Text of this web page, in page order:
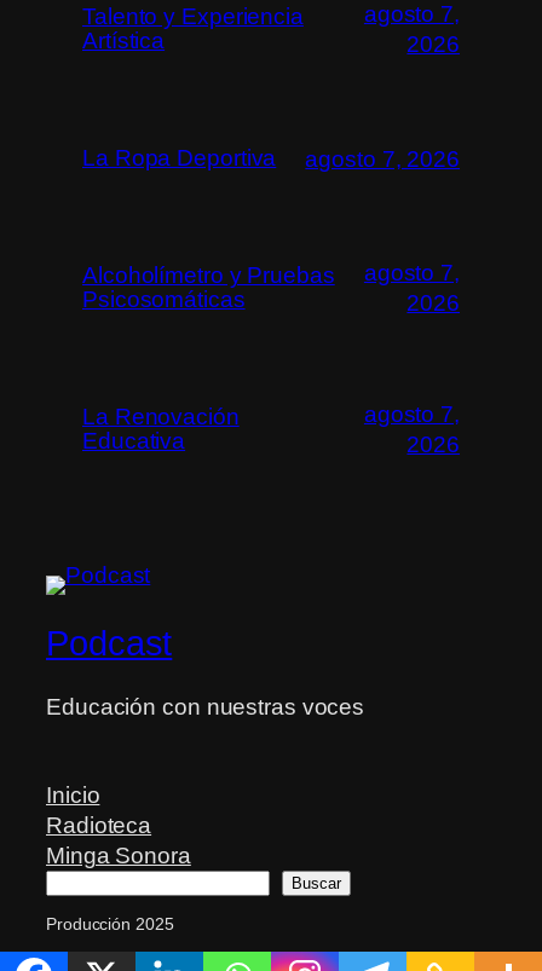
Talento y Experiencia
Artística
agosto 7,
2026
La Ropa Deportiva agosto 7, 2026
Alcoholímetro y Pruebas
Psicosomáticas
agosto 7,
2026
La Renovación
Educativa
agosto 7,
2026
Podcast
Educación con nuestras voces
Inicio
Radioteca
Minga Sonora
Buscar
Producción 2025